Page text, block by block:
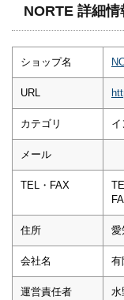
NORTE 詳細情
ショップ名
URL
カテゴリ
メール
TEL・FAX
住所 愛
会社名 有
運営責任者